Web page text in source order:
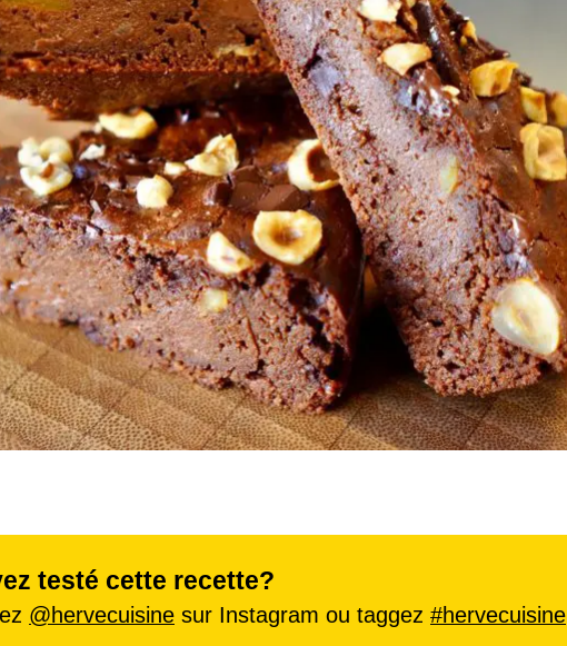
testé cette recette?
@hervecuisine sur Instagram ou taggez #hervecuisine